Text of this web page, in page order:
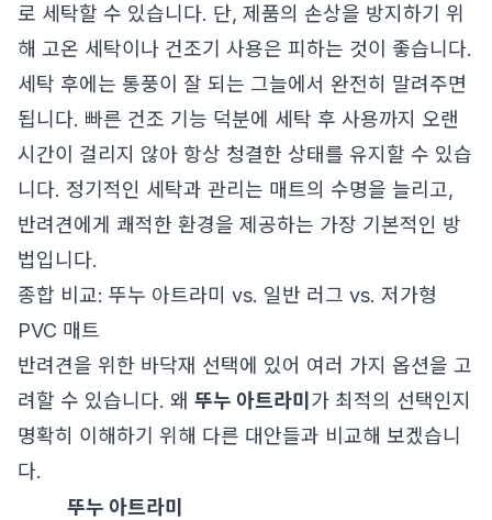
로 세탁할 수 있습니다. 단, 제품의 손상을 방지하기 위
해 고온 세탁이나 건조기 사용은 피하는 것이 좋습니다.
세탁 후에는 통풍이 잘 되는 그늘에서 완전히 말려주면
됩니다. 빠른 건조 기능 덕분에 세탁 후 사용까지 오랜
시간이 걸리지 않아 항상 청결한 상태를 유지할 수 있습
니다. 정기적인 세탁과 관리는 매트의 수명을 늘리고,
반려견에게 쾌적한 환경을 제공하는 가장 기본적인 방
법입니다.
종합 비교: 뚜누 아트라미 vs. 일반 러그 vs. 저가형
PVC 매트
반려견을 위한 바닥재 선택에 있어 여러 가지 옵션을 고
려할 수 있습니다. 왜 뚜누 아트라미 가 최적의 선택인지
명확히 이해하기 위해 다른 대안들과 비교해 보겠습니
다.
뚜누 아트라미